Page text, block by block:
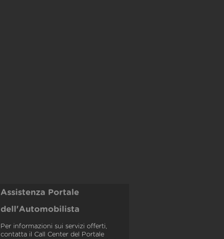
Assistenza Portale
dell'Automobilista
Per informazioni sui servizi offerti,
contatta il Call Center del Portale